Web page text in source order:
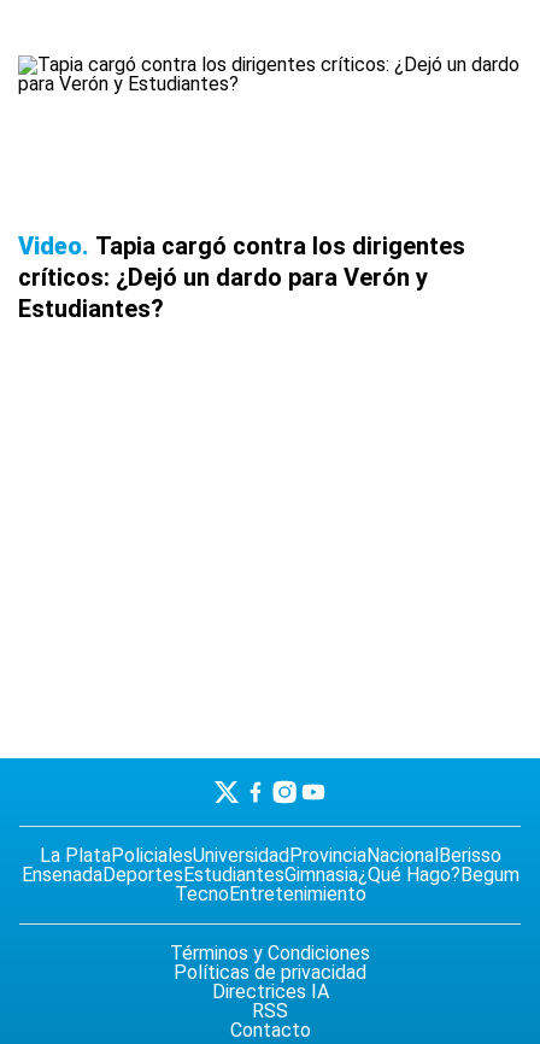
Video Tapia cargó contra los dirigentes
críticos: ¿Dejó un dardo para Verón y
Estudiantes?
La PlataPolicialesUniversidad ProvinciaNacional Berisso
EnsenadaDeportes EstudiantesGimnasia¿Qué Hago? Begum
TecnoEntretenimiento
Términos y Condiciones
Políticas de privacidad
Directrices IA
RSS
Contacto